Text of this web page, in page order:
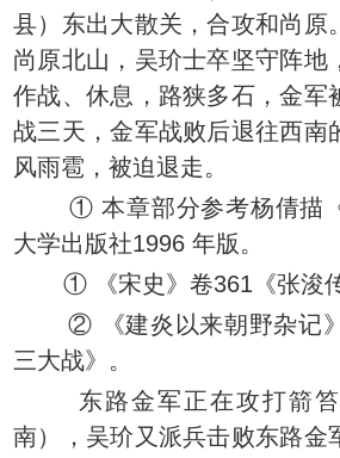
县）东出大散关，合攻和尚原
尚原北山，吴玠士卒坚守阵地
作战、休息，路狭多石，金军
战三天，金军战败后退往西南
风雨雹，被迫退走。
① 本章部分参考杨倩描《
大学出版社1996 年版。
① 《宋史》卷361《张浚传
② 《建炎以来朝野杂记》
三大战》。
东路金军正在攻打箭笞
南），吴玠又派兵击败东路金